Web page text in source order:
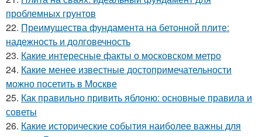
проблемных грунтов
22. Преимущества фундамента на бетонной плите:
надежность и долговечность
23. Какие интересные факты о московском метро
24. Какие менее известные достопримечательности
можно посетить в Москве
25. Как правильно привить яблоню: основные правила и
советы
26. Какие исторические события наиболее важны для